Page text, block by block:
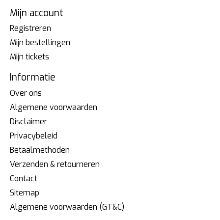
Mijn account
Registreren
Mijn bestellingen
Mijn tickets
Informatie
Over ons
Algemene voorwaarden
Disclaimer
Privacybeleid
Betaalmethoden
Verzenden & retourneren
Contact
Sitemap
Algemene voorwaarden (GT&C)